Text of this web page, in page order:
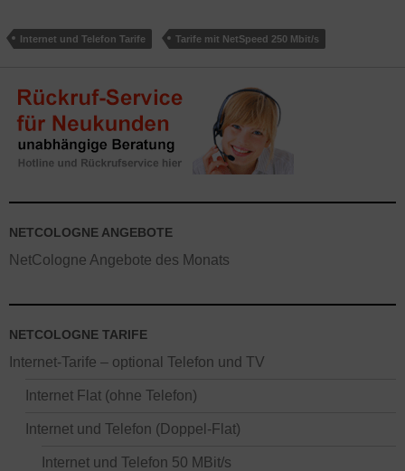
auch ohne Mindestvertragslaufzeit (monatlich kündbar) – hier
gelten abweichende Aktionen.Rabatte gelten im Regelfall nur für
Internet und Telefon Tarife Tarife mit NetSpeed 250 Mbit/s
NETCOLOGNE ANGEBOTE
NetCologne Angebote des Monats
NETCOLOGNE TARIFE
Internet-Tarife – optional Telefon und TV
Internet Flat (ohne Telefon)
Internet und Telefon (Doppel-Flat)
Internet und Telefon 50 MBit/s